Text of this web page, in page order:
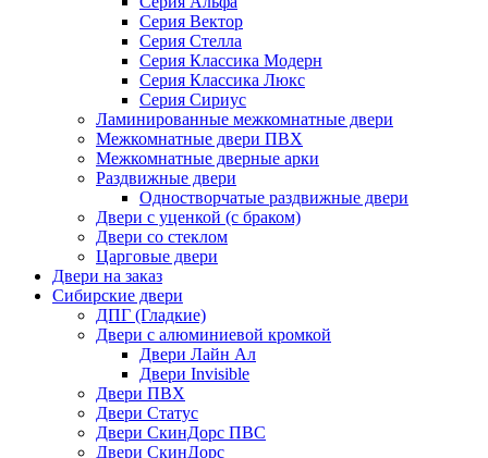
Серия Вектор
Серия Стелла
Серия Классика Модерн
Серия Классика Люкс
Серия Сириус
Ламинированные межкомнатные двери
Межкомнатные двери ПВХ
Межкомнатные дверные арки
Раздвижные двери
Одностворчатые раздвижные двери
Двери с уценкой (с браком)
Двери со стеклом
Царговые двери
Двери на заказ
Сибирские двери
ДПГ (Гладкие)
Двери с алюминиевой кромкой
Двери Лайн Ал
Двери Invisible
Двери ПВХ
Двери Статус
Двери СкинДорс ПВС
Двери СкинДорс